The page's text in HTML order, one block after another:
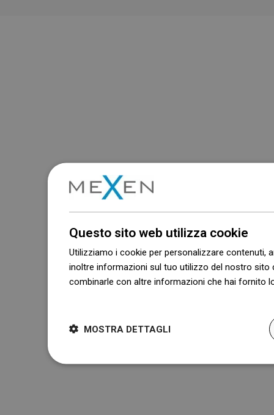
Questo sito web utilizza cookie
Utilizziamo i cookie per personalizzare contenuti,
inoltre informazioni sul tuo utilizzo del nostro sito
combinarle con altre informazioni che hai fornito
MOSTRA DETTAGLI